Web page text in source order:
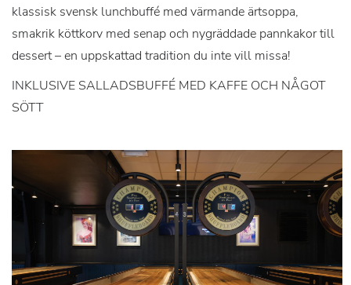
klassisk svensk lunchbuffé med värmande ärtsoppa,
smakrik köttkorv med senap och nygräddade pannkakor till
dessert – en uppskattad tradition du inte vill missa!
INKLUSIVE SALLADSBUFFÉ MED KAFFE OCH NÅGOT
SÖTT